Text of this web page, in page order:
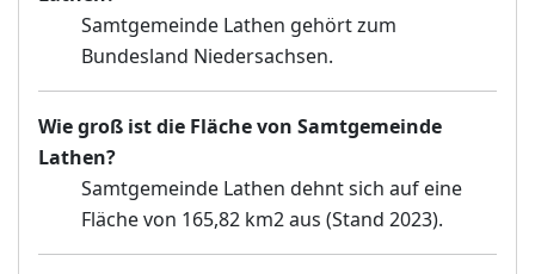
Samtgemeinde Lathen gehört zum
Bundesland Niedersachsen.
Wie groß ist die Fläche von Samtgemeinde
Lathen?
Samtgemeinde Lathen dehnt sich auf eine
Fläche von 165,82 km2 aus (Stand 2023).